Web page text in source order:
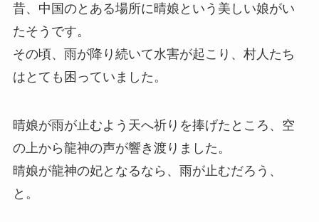
昔、中国のとある場所に晴娘という美しい娘がい
たそうです。
その頃、雨が降り続いて水害が起こり、村人たち
はとても困っていました。
晴娘が雨が止むよう天へ祈りを捧げたところ、空
の上から龍神の声が響き渡りました。
晴娘が龍神の妃となるなら、雨が止むだろう、
と。